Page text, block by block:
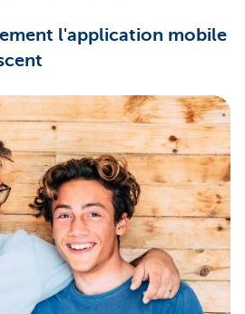
l'application mobile